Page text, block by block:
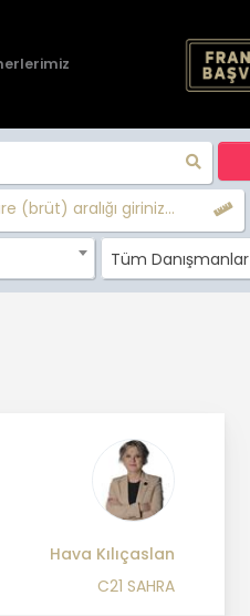
(brüt) aralığı giriniz...
Tüm Danışmanlar
Hava Kılıçaslan
C21 SAHRA